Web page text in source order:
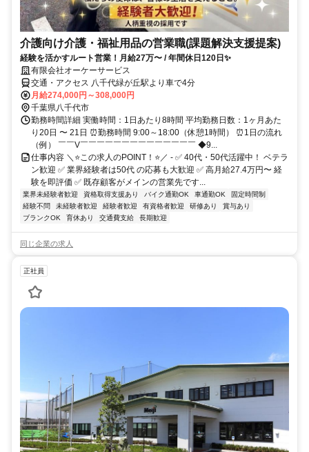
介護向け介護・福祉用品の営業職(課題解決支援提案)
経験を活かすルート営業！月給27万〜 / 年間休日120日✨
有限会社オーケーサービス
交通・アクセス 八千代緑が丘駅より車で4分
月給274,000円～308,000円
千葉県八千代市
勤務時間詳細 実働時間：1日あたり8時間 平均勤務日数：1ヶ月あた
り20日 〜 21日 ⏰勤務時間 9:00～18:00（休憩1時間） ⏰1日の流れ
（例） ￣￣V￣￣￣￣￣￣￣￣￣￣￣￣￣￣ ◆9...
仕事内容 ＼⭐この求人のPOINT！⭐／ - ✅ 40代・50代活躍中！ ベテラ
ン歓迎 ✅ 業界経験者は50代 の応募も大歓迎 ✅ 高月給27.4万円〜 経
験を即評価 ✅ 既存顧客がメインの営業先です...
業界未経験者歓迎 資格取得支援あり バイク通勤OK 車通勤OK
固定時間制
経験不問
未経験者歓迎 経験者歓迎 有資格者歓迎 研修あり
賞与あり
ブランクOK
育休あり 交通費支給 長期歓迎
同じ企業の求人
正社員